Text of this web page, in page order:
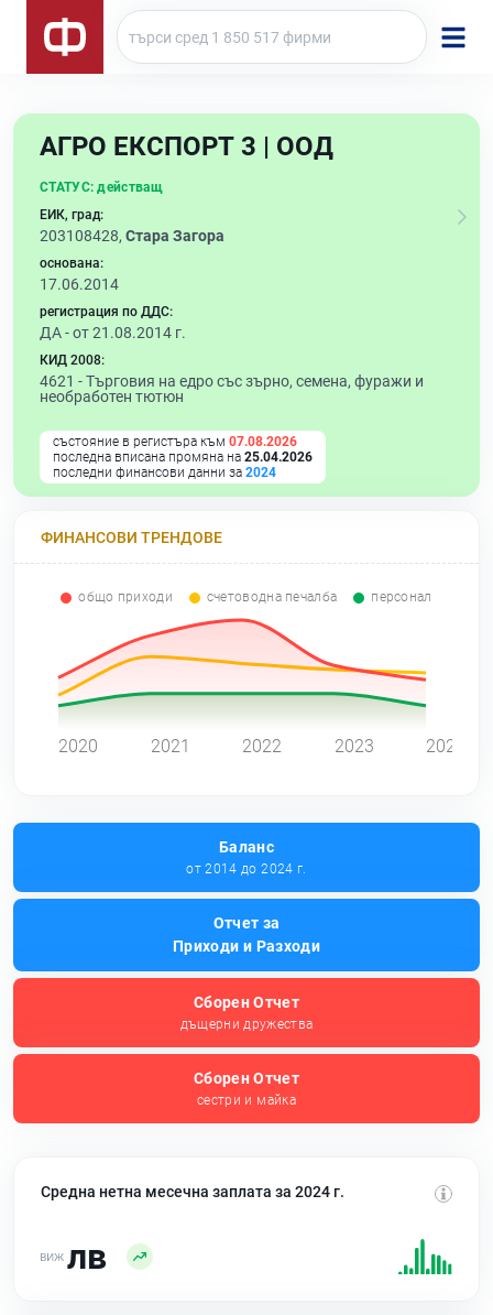
АГРО ЕКСПОРТ 3 | ООД
СТАТУС: действащ
ЕИК, град:
203108428, Стара Загора
основана:
17.06.2014
регистрация по ДДС:
ДА - от 21.08.2014 г.
КИД 2008:
4621 -Търговия на едро със зърно, семена, фуражи и
необработен тютюн
състояние в регистъра към 07.08.2026
последна вписана промяна на 25.04.2026
последни финансови данни за 2024
ФИНАНСОВИ ТРЕНДОВЕ
общо приходи счетоводна печалба персонал
2020 2021 2022 2023 2024
Баланс
от 2014 до 2024 г.
Отчет за
Приходи и Разходи
Сборен Отчет
дъщерни дружества
Сборен Отчет
сестри и майка
Средна нетна месечна заплата за 2024 г.
лв